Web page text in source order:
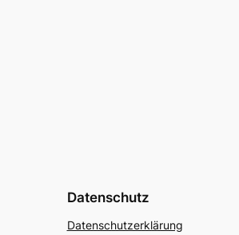
Datenschutz
Datenschutzerklärung